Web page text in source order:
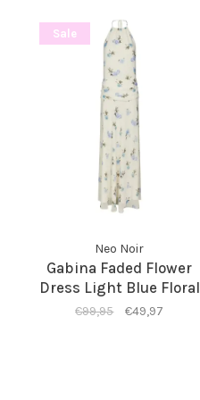
Sale
Neo Noir
Gabina Faded Flower
Dress Light Blue Floral
€99,95 €49,97